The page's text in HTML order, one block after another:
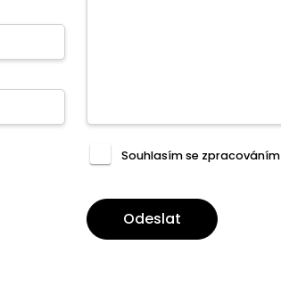
Souhlasím se zpracováním
Odeslat